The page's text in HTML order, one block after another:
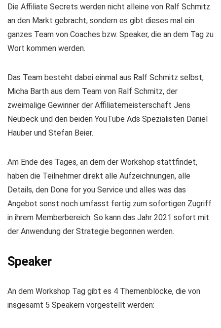
Die Affiliate Secrets werden nicht alleine von Ralf Schmitz
an den Markt gebracht, sondern es gibt dieses mal ein
ganzes Team von Coaches bzw. Speaker, die an dem Tag zu
Wort kommen werden.
Das Team besteht dabei einmal aus Ralf Schmitz selbst,
Micha Barth aus dem Team von Ralf Schmitz, der
zweimalige Gewinner der Affiliatemeisterschaft Jens
Neubeck und den beiden YouTube Ads Spezialisten Daniel
Hauber und Stefan Beier.
Am Ende des Tages, an dem der Workshop stattfindet,
haben die Teilnehmer direkt alle Aufzeichnungen, alle
Details, den Done for you Service und alles was das
Angebot sonst noch umfasst fertig zum sofortigen Zugriff
in ihrem Memberbereich. So kann das Jahr 2021 sofort mit
der Anwendung der Strategie begonnen werden.
Speaker
An dem Workshop Tag gibt es 4 Themenblöcke, die von
insgesamt 5 Speakern vorgestellt werden: